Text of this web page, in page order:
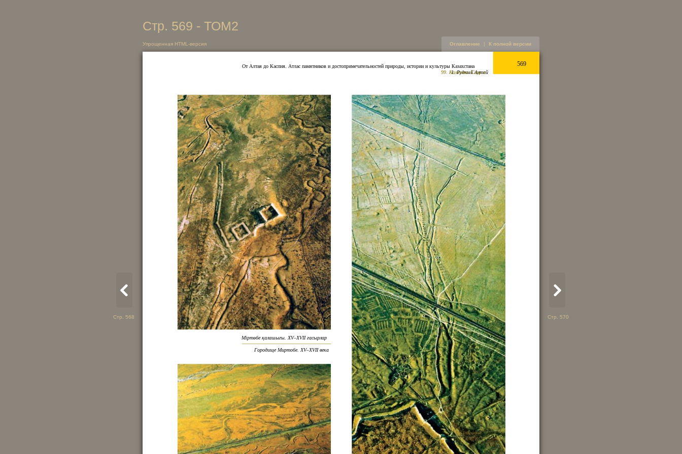
Стр. 569 - ТОМ2
Упрощенная HTML-версия Оглавление | К полной версии
569
Міртөбе қалашығы. XV–XVII ғасырлар
Городище Миртобе. XV–XVII века
От Алтая до Каспия. Атлас памятников и достопримечательностей природы, истории и культуры Казахстана
1. Рудный Алтай
99. Комплекс Саур н
Стр. 570
Стр. 568